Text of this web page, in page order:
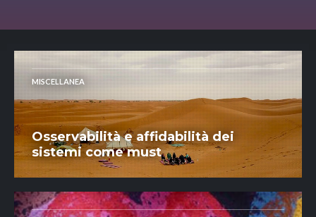
MISCELLANEA
Osservabilità e affidabilità dei
sistemi come must